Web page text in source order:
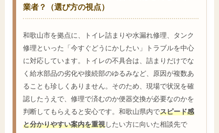
業者？（選び方の視点）
和歌山市を拠点に、トイレ詰まりや水漏れ修理、タンク
修理といった「今すぐどうにかしたい」トラブルを中心
に対応しています。トイレの不具合は、詰まりだけでな
く給水部品の劣化や接続部のゆるみなど、原因が複数あ
ることも珍しくありません。そのため、現場で状況を確
認したうえで、修理で済むのか便器交換が必要なのかを
判断してもらえると安心です。和歌山県内でスピード感
と分かりやすい案内を重視したい方に向いた相談先で